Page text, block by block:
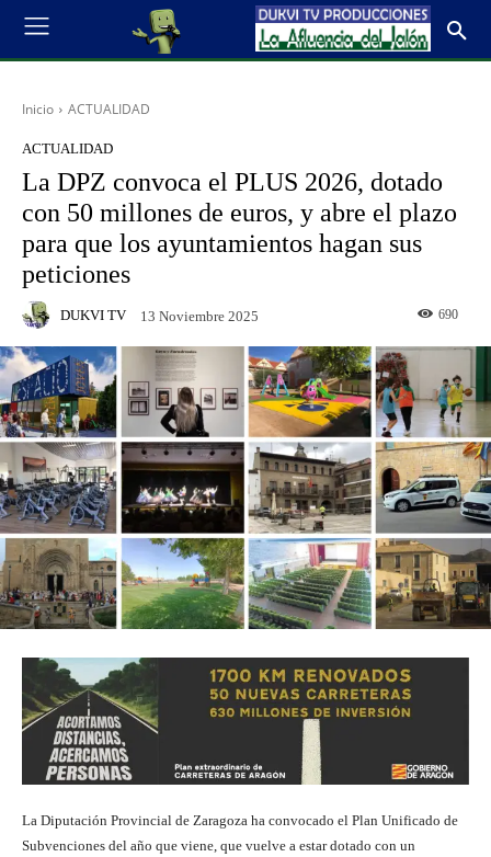
Inicio ACTUALIDAD
ACTUALIDAD
La DPZ convoca el PLUS 2026, dotado
con 50 millones de euros, y abre el plazo
para que los ayuntamientos hagan sus
peticiones
DUKVI TV 13 Noviembre 2025 690
La Diputación Provincial de Zaragoza ha convocado el Plan Unificado de
Subvenciones del año que viene, que vuelve a estar dotado con un